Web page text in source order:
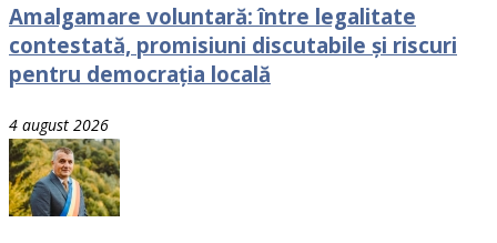
Amalgamare voluntară: între legalitate
contestată, promisiuni discutabile și riscuri
pentru democrația locală
4 august 2026